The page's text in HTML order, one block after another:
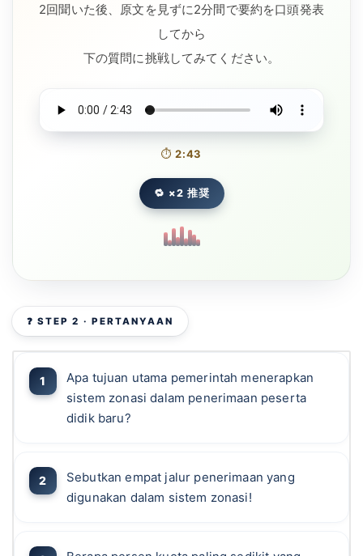
2回聞いた後、原文を見ずに2分間で要約を口頭発表
してから
下の質問に挑戦してみてください。
⏱2:43
🔁 ×2 推奨
❓ STEP 2 · PERTANYAAN
Apa tujuan utama pemerintah menerapkan
sistem zonasi dalam penerimaan peserta
didik baru?
Sebutkan empat jalur penerimaan yang
digunakan dalam sistem zonasi!